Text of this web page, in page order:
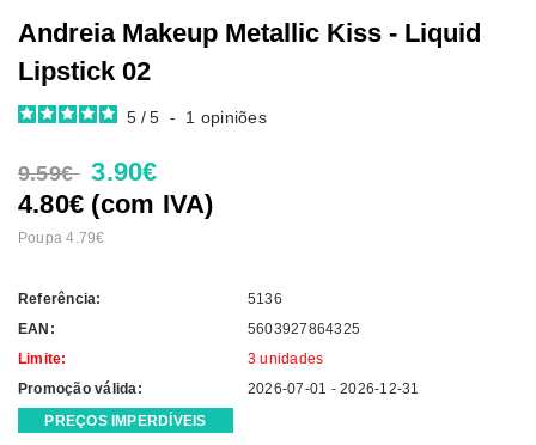
Andreia Makeup Metallic Kiss - Liquid
Lipstick 02
5 / 5 - 1 opiniões
9.59€ 3.90€
4.80€ (com IVA)
Poupa 4.79€
Referência:
5136
EAN:
5603927864325
Limite:
3 unidades
Promoção válida:
2026-07-01 - 2026-12-31
PREÇOS IMPERDÍVEIS